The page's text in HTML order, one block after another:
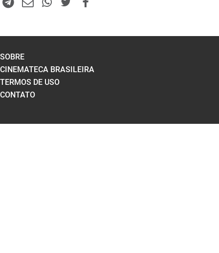
SOBRE
CINEMATECA BRASILEIRA
TERMOS DE USO
CONTATO